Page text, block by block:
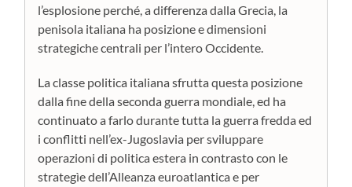
l’esplosione perché, a differenza dalla Grecia, la
penisola italiana ha posizione e dimensioni
strategiche centrali per l’intero Occidente.
La classe politica italiana sfrutta questa posizione
dalla fine della seconda guerra mondiale, ed ha
continuato a farlo durante tutta la guerra fredda ed
i conflitti nell’ex-Jugoslavia per sviluppare
operazioni di politica estera in contrasto con le
strategìe dell’Alleanza euroatlantica e per